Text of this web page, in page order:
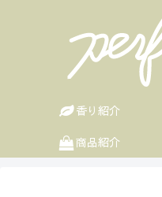
香り紹介
商品紹介